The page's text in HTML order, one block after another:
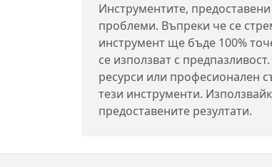
Инструментите,
проблеми. Въпреки че се
инструмент ще бъде 100%
се използват с
ресурси или професионален
тези инструменти.
предоставените резултати.